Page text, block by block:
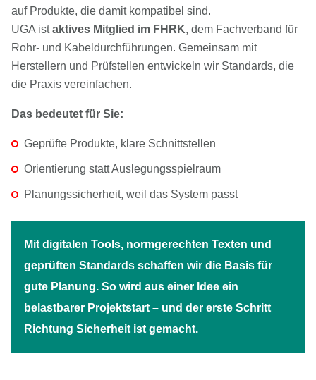
auf Produkte, die damit kompatibel sind.
UGA istaktives Mitglied im FHRK, dem Fachverband für
Rohr- und Kabeldurchführungen. Gemeinsam mit
Herstellern und Prüfstellen entwickeln wir Standards, die
die Praxis vereinfachen.
Das bedeutet für Sie:
Geprüfte Produkte, klare Schnittstellen
Orientierung statt Auslegungsspielraum
Planungssicherheit, weil das System passt
Mit digitalen Tools, normgerechten Texten und
geprüften Standards schaffen wir die Basis für
gute Planung. So wird aus einer Idee ein
belastbarer Projektstart – und der erste Schritt
Richtung Sicherheit ist gemacht.